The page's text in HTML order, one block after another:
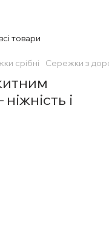
товари
срібні Сережки з
і